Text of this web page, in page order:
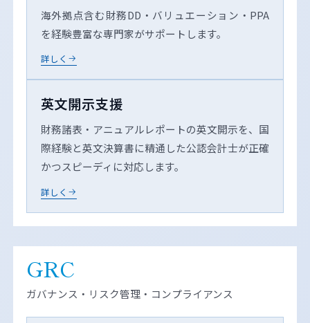
海外拠点含む財務DD・バリュエーション・PPA
を経験豊富な専門家がサポートします。
詳しく
英文開示支援
財務諸表・アニュアルレポートの英文開示を、国
際経験と英文決算書に精通した公認会計士が正確
かつスピーディに対応します。
詳しく
GRC
ガバナンス・リスク管理・コンプライアンス